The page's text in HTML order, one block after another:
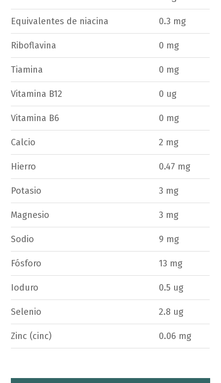
Equivalentes de niacina 0.3 mg
Riboflavina 0 mg
Tiamina 0 mg
Vitamina B12 0 ug
Vitamina B6 0 mg
Calcio 2 mg
Hierro 0.47 mg
Potasio 3 mg
Magnesio 3 mg
Sodio 9 mg
Fósforo 13 mg
Ioduro 0.5 ug
Selenio 2.8 ug
Zinc (cinc) 0.06 mg